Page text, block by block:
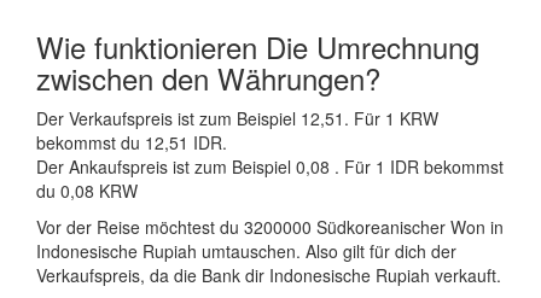
Wie funktionieren Die Umrechnung
zwischen den Währungen?
Der Verkaufspreis ist zum Beispiel 12,51. Für 1 KRW
bekommst du 12,51 IDR.
Der Ankaufspreis ist zum Beispiel 0,08 . Für 1 IDR bekommst
du 0,08 KRW
Vor der Reise möchtest du 3200000 Südkoreanischer Won in
Indonesische Rupiah umtauschen. Also gilt für dich der
Verkaufspreis, da die Bank dir Indonesische Rupiah verkauft.